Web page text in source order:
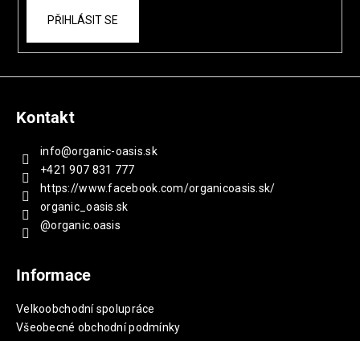
PŘIHLÁSIT SE
Kontakt
info@organic-oasis.sk
+421 907 831 777
https://www.facebook.com/organicoasis.sk/
organic_oasis.sk
@organic.oasis
Informace
Velkoobchodní spolupráce
Všeobecné obchodní podmínky